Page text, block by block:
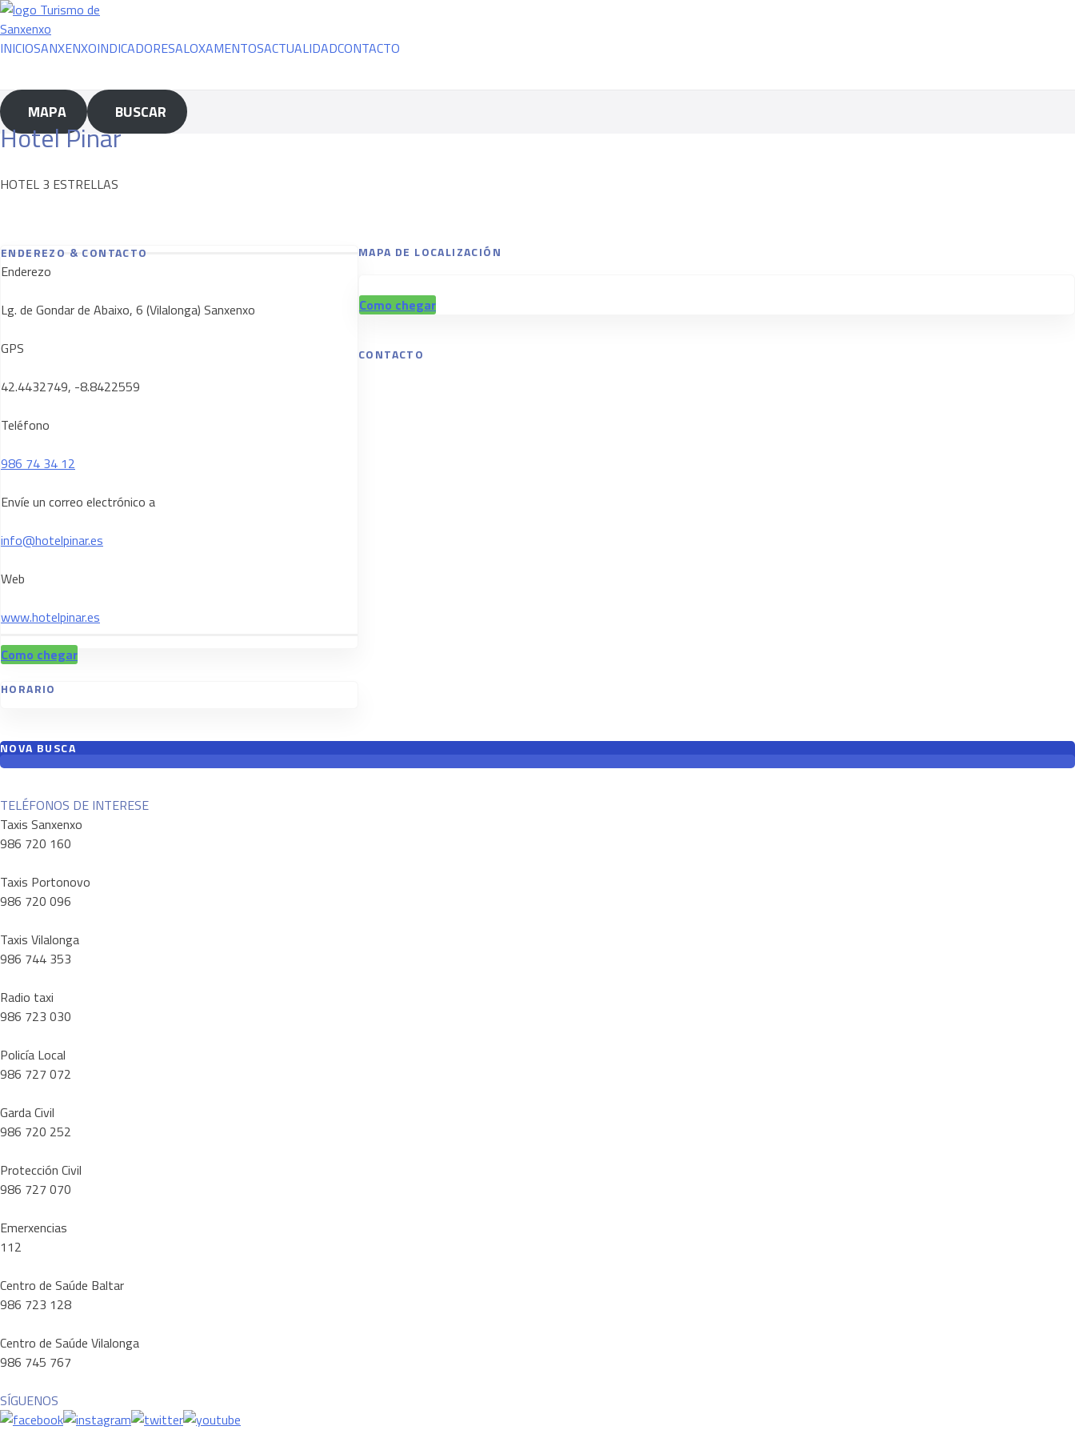
Ir
ao
contido
INICIOSANXENXOINDICADORESALOXAMENTOSACTUALIDADCONTACTO
MAPA BUSCAR
Hotel Pinar
HOTEL 3 ESTRELLAS
ENDEREZO & CONTACTO
Enderezo
Lg. de Gondar de Abaixo, 6 (Vilalonga) Sanxenxo
GPS
42.4432749, -8.8422559
Teléfono
986 74 34 12
Envíe un correo electrónico a
info@hotelpinar.es
Web
www.hotelpinar.es
Como chegar
HORARIO
MAPA DE LOCALIZACIÓN
Como chegar
CONTACTO
NOVA BUSCA
TELÉFONOS DE INTERESE
Taxis Sanxenxo
986 720 160
Taxis Portonovo
986 720 096
Taxis Vilalonga
986 744 353
Radio taxi
986 723 030
Policía Local
986 727 072
Garda Civil
986 720 252
Protección Civil
986 727 070
Emerxencias
112
Centro de Saúde Baltar
986 723 128
Centro de Saúde Vilalonga
986 745 767
SÍGUENOS